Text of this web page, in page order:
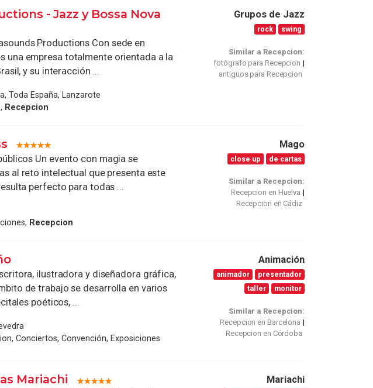
- Jazz y Bossa Nova
Productions Con sede en
una empresa totalmente orientada a la
y su interacción ...
Toda España, Lanzarote
Recepcion
Grupos de Jazz
rock swing
Similar a Recepcion:
fotógrafo para Recepcion
antiguos para Recepcion
Un evento con magia se
al reto intelectual que presenta este
perfecto para todas ...
Recepcion
Mago
close up de cartas
Similar a Recepcion:
Recepcion en Huelva
Recepcion en Cádiz
ilustradora y diseñadora gráfica,
de trabajo se desarrolla en varios
poéticos, ...
Conciertos, Convención, Exposiciones
Animación
animador
presentador
taller
monitor
Similar a Recepcion:
Recepcion en Barcelona
Recepcion en Córdoba
Mariachi Mariachi